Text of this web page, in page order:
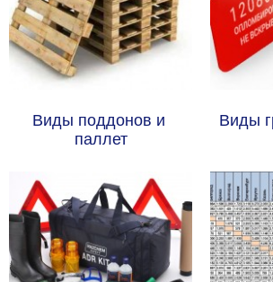
Виды поддонов и
паллет
Виды